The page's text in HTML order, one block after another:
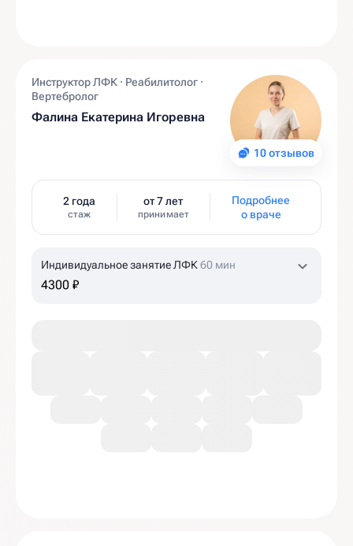
10 отзывов
Инструктор ЛФК · Реабилитолог ·
Вертебролог
Фалина Екатерина Игоревна
2 года
стаж
от 7 лет
принимает
Подробнее
о враче
Индивидуальное занятие ЛФК60 мин
4300 ₽